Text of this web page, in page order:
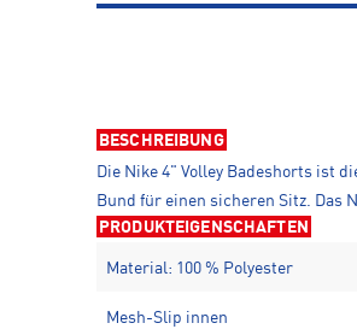
BESCHREIBUNG
Die Nike 4" Volley Badeshorts ist
Bund für einen sicheren Sitz. Das
PRODUKTEIGENSCHAFTEN
Material: 100 % Polyester
Mesh-Slip innen